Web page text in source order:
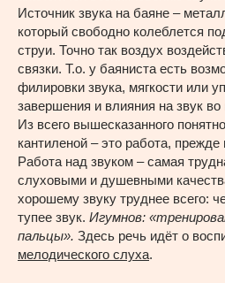
Источник звука на баяне –
который свободно колеблется
струи. Точно так воздух
связки. Т.о. у баяниста есть
филировки звука, мягкости или
завершения и влияния на звук во
Из всего вышесказанного
кантиленой – это работа, прежде
Работа над звуком – самая
слуховыми и душевными
хорошему звуку труднее всего:
тупее звук. Игумнов:
пальцы». Здесь речь идёт о
мелодического слуха.